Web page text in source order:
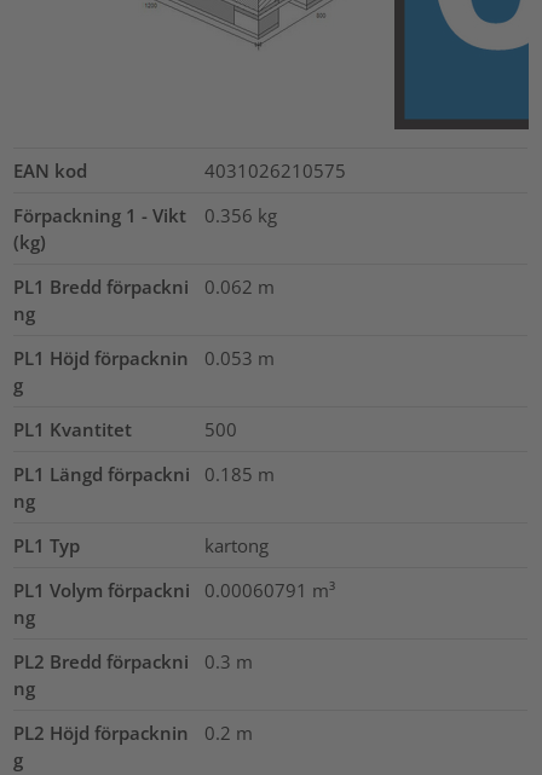
EAN kod
4031026210575
Förpackning 1 - Vikt
(kg)
0.356 kg
PL1 Bredd förpackni
ng
0.062 m
PL1 Höjd förpacknin
g
0.053 m
PL1 Kvantitet
500
PL1 Längd förpackni
ng
0.185 m
PL1 Typ
kartong
PL1 Volym förpackni
ng
0.00060791 m³
PL2 Bredd förpackni
ng
0.3 m
PL2 Höjd förpacknin
g
0.2 m